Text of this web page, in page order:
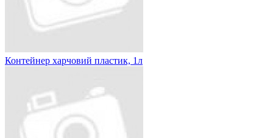
Контейнер харчовий пластик, 1л